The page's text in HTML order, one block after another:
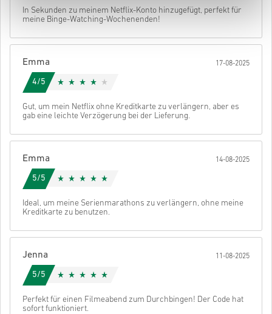
• Wähle dein Produkt
• Gib deine E-Mail-Adresse ein
• Schließe deine Bestellung ab
Danach erhältst du eine E-Mail mit einem sicheren Link zu deinem
Code.
Für einige Produkte erhalten Sie möglicherweise mehr als
einen Code.
Stornieren Abschicken
In Sekunden zu meinem Netflix-Konto hinzugefügt, perfekt für
meine Binge-Watching-Wochenenden!
Emma 17-08-2025
4/5
Gut, um mein Netflix ohne Kreditkarte zu verlängern, aber es
gab eine leichte Verzögerung bei der Lieferung.
Emma 14-08-2025
5/5
Ideal, um meine Serienmarathons zu verlängern, ohne meine
Kreditkarte zu benutzen.
Jenna 11-08-2025
5/5
Perfekt für einen Filmeabend zum Durchbingen! Der Code hat
sofort funktioniert.